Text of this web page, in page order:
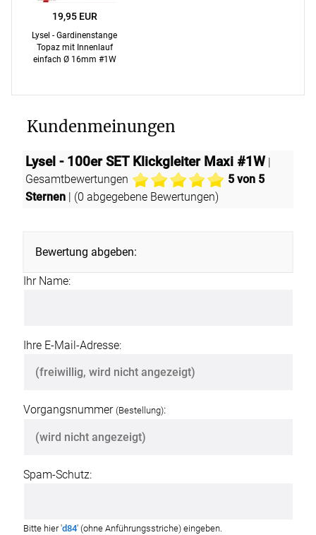
19,95 EUR
Lysel - Gardinenstange
Topaz mit Innenlauf
einfach Ø 16mm #1W
Kundenmeinungen
Lysel - 100er SET Klickgleiter Maxi #1W|
Gesamtbewertungen
5von 5
Sternen | (0 abgegebene Bewertungen)
Bewertung abgeben:
Ihr Name:
Ihre E-Mail-Adresse:
Vorgangsnummer (Bestellung):
Spam-Schutz:
Bitte hier 'd84' (ohne Anführungsstriche) eingeben.